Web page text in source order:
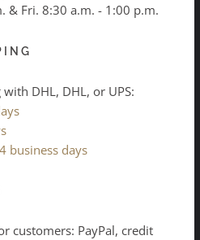
& Fri. 8:30 a.m. - 1:00 p.m.
DHL, DHL, or UPS:
business days
customers: PayPal, credit